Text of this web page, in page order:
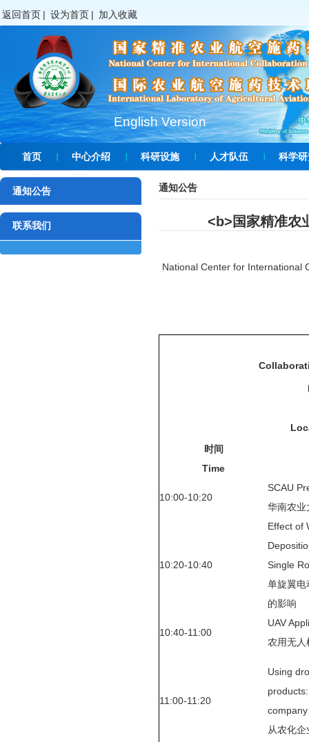
返回首页 | 设为首页 | 加入收藏
English Version
首页 中心介绍 科研设施 人才队伍 科学
通知公告
联系我们
通知公告
<b>国家精准农
National Center for International
时间
Time
10:00-10:20
SCAU
华南农业
10:20-10:40
Effect of
Single
单旋翼电
的影响
10:40-11:00
UAV
农用无
11:00-11:20
Using
company
从农化